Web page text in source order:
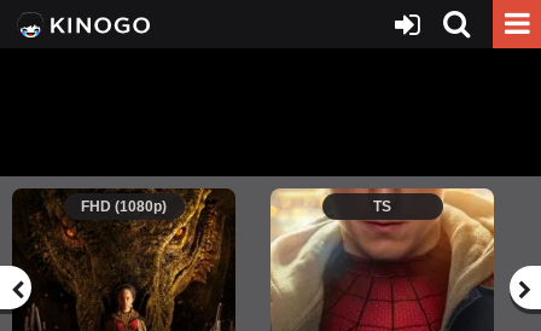
FHD (1080p) TS